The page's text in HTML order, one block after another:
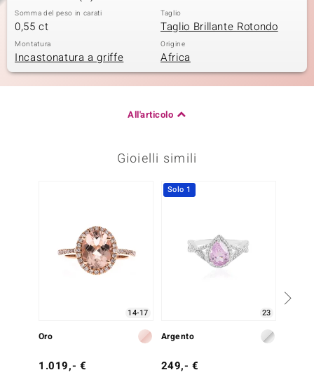
Somma del peso in carati
0,55 ct
Taglio
Taglio Brillante Rotondo
Montatura
Incastonatura a griffe
Origine
Africa
All'articolo
Gioielli simili
14-17
Oro
1.019,- €
Solo 1
23
Argento
249,- €